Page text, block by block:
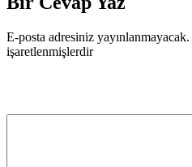
E-posta adresiniz yayınlanmayacak.
işaretlenmişlerdir